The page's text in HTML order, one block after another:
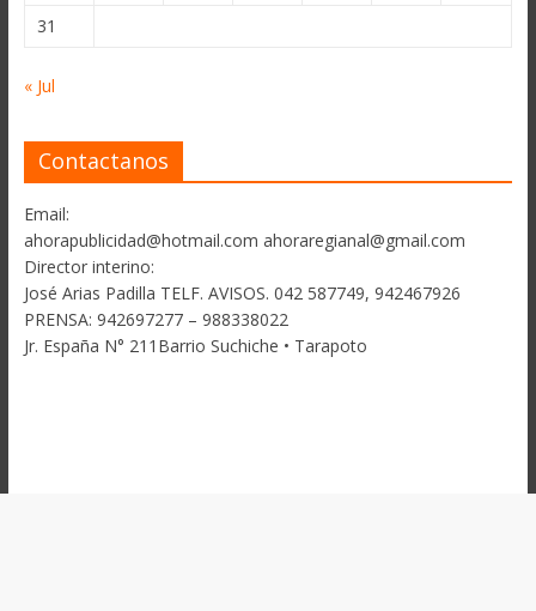
31
« Jul
Contactanos
Email:
ahorapublicidad@hotmail.com ahoraregianal@gmail.com
Director interino:
José Arias Padilla TELF. AVISOS. 042 587749, 942467926
PRENSA: 942697277 – 988338022
Jr. España N° 211Barrio Suchiche • Tarapoto